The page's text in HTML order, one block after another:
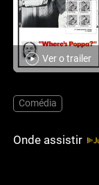
Ver o trailer
Comédia
Onde assistir